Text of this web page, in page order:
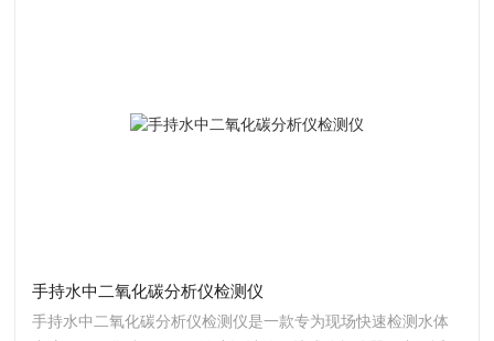
手持水中二氧化碳分析仪检测仪
手持水中二氧化碳分析仪检测仪是一款专为现场快速检测水体